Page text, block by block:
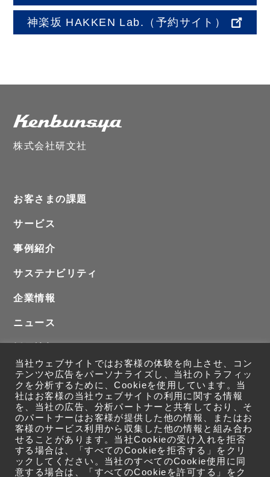
神楽坂 HAKKEN Lab. （予約サイト）
株式会社研文社
お客さまの課題
サービス
事例紹介
サステナビリティ
企業情報
ニュース
お問い合わせ
当社ウェブサイトではお客様の体験を向上させ、コン
テンツや広告をパーソナライズし、当社のトラフィッ
クを分析するために、Cookieを使用しています。当
社はお客様の当社ウェブサイトの利用に関する情報
を、当社の広告、分析パートナーと共有しており、そ
のパートナーはお客様が提供した他の情報、またはお
客様のサービス利用から収集した他の情報と組み合わ
せることがあります。当社Cookieの受け入れを拒否
する場合は、「すべてのCookieを拒否する」をクリ
ックしてください。当社のすべてのCookie使用に同
意する場合は、「すべてのCookieを許可する」をク